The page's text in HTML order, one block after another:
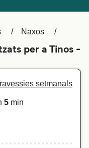
(FR)
Naxos
per a Tinos -
setmanals
5 min